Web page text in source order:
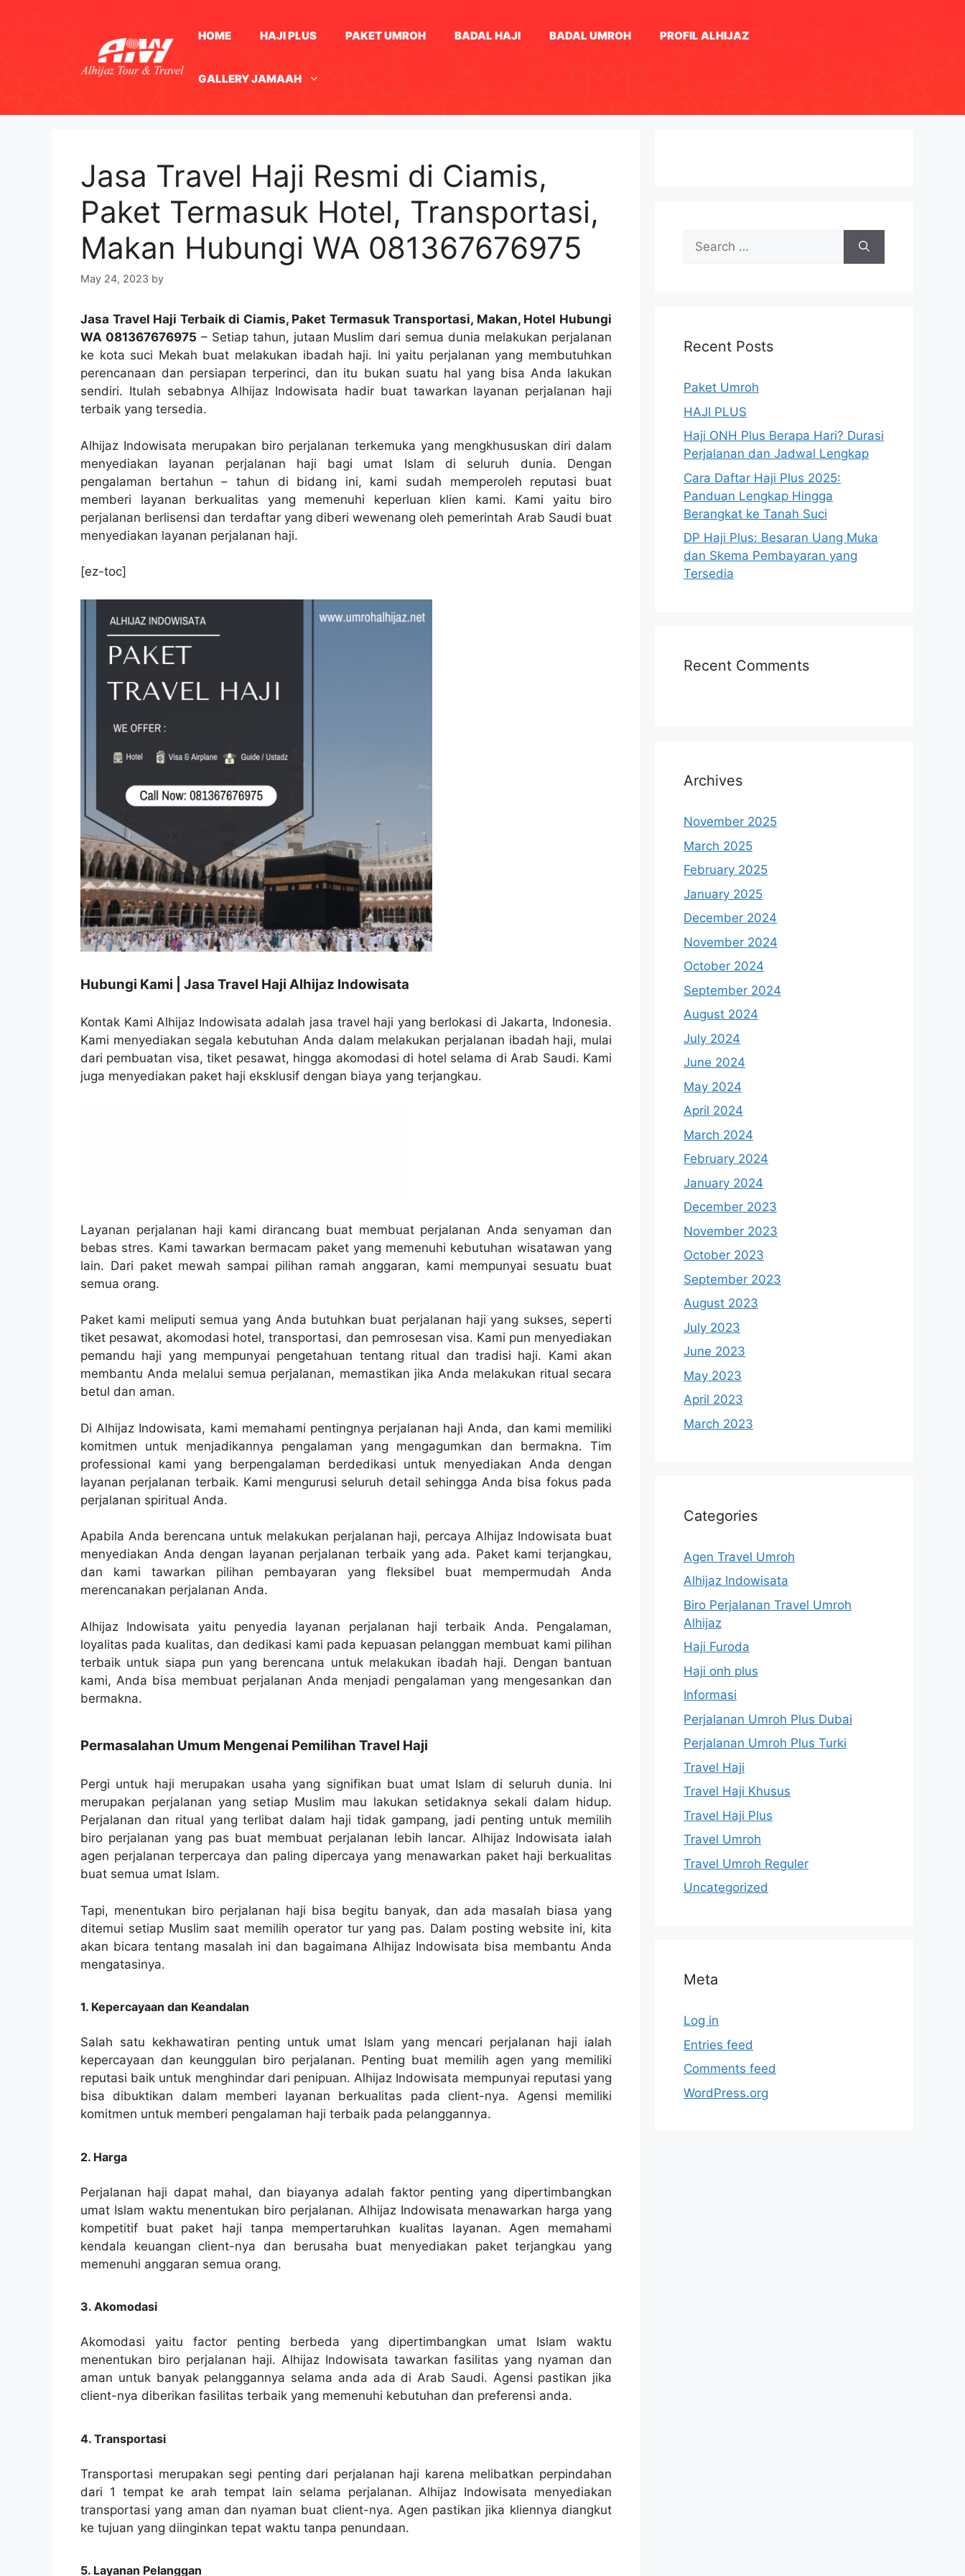
HOME HAJI PLUS PAKET UMROH BADAL HAJI BADAL UMROH PROFIL ALHIJAZ
GALLERY JAMAAH
Jasa Travel Haji Resmi di Ciamis,
Paket Termasuk Hotel, Transportasi,
Makan Hubungi WA 081367676975
May 24, 2023 by
Jasa Travel Haji Terbaik di Ciamis, Paket Termasuk Transportasi, Makan, Hotel Hubungi
WA 081367676975 – Setiap tahun, jutaan Muslim dari semua dunia melakukan perjalanan
ke kota suci Mekah buat melakukan ibadah haji. Ini yaitu perjalanan yang membutuhkan
perencanaan dan persiapan terperinci, dan itu bukan suatu hal yang bisa Anda lakukan
sendiri. Itulah sebabnya Alhijaz Indowisata hadir buat tawarkan layanan perjalanan haji
terbaik yang tersedia.
Alhijaz Indowisata merupakan biro perjalanan terkemuka yang mengkhususkan diri dalam
menyediakan layanan perjalanan haji bagi umat Islam di seluruh dunia. Dengan
pengalaman bertahun – tahun di bidang ini, kami sudah memperoleh reputasi buat
memberi layanan berkualitas yang memenuhi keperluan klien kami. Kami yaitu biro
perjalanan berlisensi dan terdaftar yang diberi wewenang oleh pemerintah Arab Saudi buat
menyediakan layanan perjalanan haji.
[ez-toc]
Hubungi Kami | Jasa Travel Haji Alhijaz Indowisata
Kontak Kami Alhijaz Indowisata adalah jasa travel haji yang berlokasi di Jakarta, Indonesia.
Kami menyediakan segala kebutuhan Anda dalam melakukan perjalanan ibadah haji, mulai
dari pembuatan visa, tiket pesawat, hingga akomodasi di hotel selama di Arab Saudi. Kami
juga menyediakan paket haji eksklusif dengan biaya yang terjangkau.
Layanan perjalanan haji kami dirancang buat membuat perjalanan Anda senyaman dan
bebas stres. Kami tawarkan bermacam paket yang memenuhi kebutuhan wisatawan yang
lain. Dari paket mewah sampai pilihan ramah anggaran, kami mempunyai sesuatu buat
semua orang.
Paket kami meliputi semua yang Anda butuhkan buat perjalanan haji yang sukses, seperti
tiket pesawat, akomodasi hotel, transportasi, dan pemrosesan visa. Kami pun menyediakan
pemandu haji yang mempunyai pengetahuan tentang ritual dan tradisi haji. Kami akan
membantu Anda melalui semua perjalanan, memastikan jika Anda melakukan ritual secara
betul dan aman.
Di Alhijaz Indowisata, kami memahami pentingnya perjalanan haji Anda, dan kami memiliki
komitmen untuk menjadikannya pengalaman yang mengagumkan dan bermakna. Tim
professional kami yang berpengalaman berdedikasi untuk menyediakan Anda dengan
layanan perjalanan terbaik. Kami mengurusi seluruh detail sehingga Anda bisa fokus pada
perjalanan spiritual Anda.
Apabila Anda berencana untuk melakukan perjalanan haji, percaya Alhijaz Indowisata buat
menyediakan Anda dengan layanan perjalanan terbaik yang ada. Paket kami terjangkau,
dan kami tawarkan pilihan pembayaran yang fleksibel buat mempermudah Anda
merencanakan perjalanan Anda.
Alhijaz Indowisata yaitu penyedia layanan perjalanan haji terbaik Anda. Pengalaman,
loyalitas pada kualitas, dan dedikasi kami pada kepuasan pelanggan membuat kami pilihan
terbaik untuk siapa pun yang berencana untuk melakukan ibadah haji. Dengan bantuan
kami, Anda bisa membuat perjalanan Anda menjadi pengalaman yang mengesankan dan
bermakna.
Permasalahan Umum Mengenai Pemilihan Travel Haji
Pergi untuk haji merupakan usaha yang signifikan buat umat Islam di seluruh dunia. Ini
merupakan perjalanan yang setiap Muslim mau lakukan setidaknya sekali dalam hidup.
Perjalanan dan ritual yang terlibat dalam haji tidak gampang, jadi penting untuk memilih
biro perjalanan yang pas buat membuat perjalanan lebih lancar. Alhijaz Indowisata ialah
agen perjalanan terpercaya dan paling dipercaya yang menawarkan paket haji berkualitas
buat semua umat Islam.
Tapi, menentukan biro perjalanan haji bisa begitu banyak, dan ada masalah biasa yang
ditemui setiap Muslim saat memilih operator tur yang pas. Dalam posting website ini, kita
akan bicara tentang masalah ini dan bagaimana Alhijaz Indowisata bisa membantu Anda
mengatasinya.
1. Kepercayaan dan Keandalan
Salah satu kekhawatiran penting untuk umat Islam yang mencari perjalanan haji ialah
kepercayaan dan keunggulan biro perjalanan. Penting buat memilih agen yang memiliki
reputasi baik untuk menghindar dari penipuan. Alhijaz Indowisata mempunyai reputasi yang
bisa dibuktikan dalam memberi layanan berkualitas pada client-nya. Agensi memiliki
komitmen untuk memberi pengalaman haji terbaik pada pelanggannya.
2. Harga
Perjalanan haji dapat mahal, dan biayanya adalah faktor penting yang dipertimbangkan
umat Islam waktu menentukan biro perjalanan. Alhijaz Indowisata menawarkan harga yang
kompetitif buat paket haji tanpa mempertaruhkan kualitas layanan. Agen memahami
kendala keuangan client-nya dan berusaha buat menyediakan paket terjangkau yang
memenuhi anggaran semua orang.
3. Akomodasi
Akomodasi yaitu factor penting berbeda yang dipertimbangkan umat Islam waktu
menentukan biro perjalanan haji. Alhijaz Indowisata tawarkan fasilitas yang nyaman dan
aman untuk banyak pelanggannya selama anda ada di Arab Saudi. Agensi pastikan jika
client-nya diberikan fasilitas terbaik yang memenuhi kebutuhan dan preferensi anda.
4. Transportasi
Transportasi merupakan segi penting dari perjalanan haji karena melibatkan perpindahan
dari 1 tempat ke arah tempat lain selama perjalanan. Alhijaz Indowisata menyediakan
transportasi yang aman dan nyaman buat client-nya. Agen pastikan jika kliennya diangkut
ke tujuan yang diinginkan tepat waktu tanpa penundaan.
5. Layanan Pelanggan
Search
for:
Recent Posts
Paket Umroh
HAJI PLUS
Haji ONH Plus Berapa Hari? Durasi
Perjalanan dan Jadwal Lengkap
Cara Daftar Haji Plus 2025:
Panduan Lengkap Hingga
Berangkat ke Tanah Suci
DP Haji Plus: Besaran Uang Muka
dan Skema Pembayaran yang
Tersedia
Recent Comments
Archives
November 2025
March 2025
February 2025
January 2025
December 2024
November 2024
October 2024
September 2024
August 2024
July 2024
June 2024
May 2024
April 2024
March 2024
February 2024
January 2024
December 2023
November 2023
October 2023
September 2023
August 2023
July 2023
June 2023
May 2023
April 2023
March 2023
Categories
Agen Travel Umroh
Alhijaz Indowisata
Biro Perjalanan Travel Umroh
Alhijaz
Haji Furoda
Haji onh plus
Informasi
Perjalanan Umroh Plus Dubai
Perjalanan Umroh Plus Turki
Travel Haji
Travel Haji Khusus
Travel Haji Plus
Travel Umroh
Travel Umroh Reguler
Uncategorized
Meta
Log in
Entries feed
Comments feed
WordPress.org